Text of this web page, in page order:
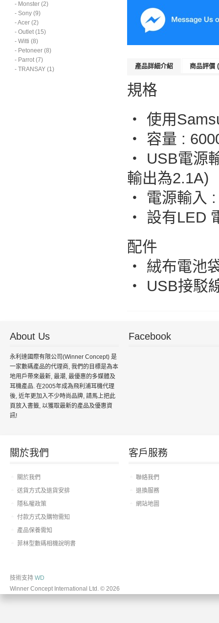
- Monster (2)
- Sony (9)
- Acer (2)
- Outlet (15)
- Witti (8)
- Petoneer (8)
- Parrot (7)
- TRANSAY (1)
產品詳細介紹 商品評價
規格
‧ 使用
‧ 容量 :
‧ USB電源
輸出為2.1A)
‧ 電源輸入
‧ 設有LED
配件
‧ 絨布電池
‧ USB接駁
About Us
永利達國際有限公司(Winner Concept) 是
一家數碼產品的代理商, 我們的目標是為本
地用戶帶來最新, 最潮, 最優惠的多媒體及
耳機產品. 在2005年成為飛利浦耳機代理
後, 近年更加入不少時尚品牌, 請馬上把此
頁放入書籤, 以獲取最新的產品及優惠資
訊!
Facebook
關於我們
關於我們
送貨方式及退貨安排
隱私權政策
付款方式及購物需知
產品保養需知
菲林型數碼相機說明書
客戶服務
聯絡我們
退換服務
網站地圖
技術支持 WD
Winner Concept International Ltd. © 2026